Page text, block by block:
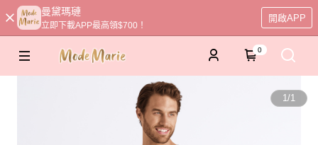
曼黛瑪璉
立即下載APP最高領$700！
開啟APP
0
1/1